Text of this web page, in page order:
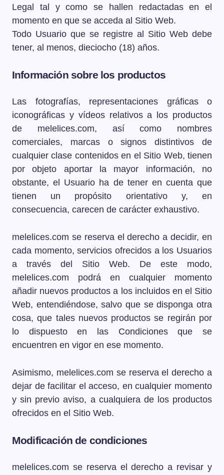
Legal tal y como se hallen redactadas en el
momento en que se acceda al Sitio Web.
Todo Usuario que se registre al Sitio Web debe
tener, al menos, dieciocho (18) años.
Información sobre los productos
Las fotografías, representaciones gráficas o
iconográficas y vídeos relativos a los productos
de melelices.com, así como nombres
comerciales, marcas o signos distintivos de
cualquier clase contenidos en el Sitio Web, tienen
por objeto aportar la mayor información, no
obstante, el Usuario ha de tener en cuenta que
tienen un propósito orientativo y, en
consecuencia, carecen de carácter exhaustivo.
melelices.com se reserva el derecho a decidir, en
cada momento, servicios ofrecidos a los Usuarios
a través del Sitio Web. De este modo,
melelices.com podrá en cualquier momento
añadir nuevos productos a los incluidos en el Sitio
Web, entendiéndose, salvo que se disponga otra
cosa, que tales nuevos productos se regirán por
lo dispuesto en las Condiciones que se
encuentren en vigor en ese momento.
Asimismo, melelices.com se reserva el derecho a
dejar de facilitar el acceso, en cualquier momento
y sin previo aviso, a cualquiera de los productos
ofrecidos en el Sitio Web.
Modificación de condiciones
melelices.com se reserva el derecho a revisar y